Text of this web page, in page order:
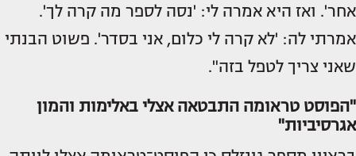
אחר'. ואז היא אמרה לי: 'נסה לספר מה קרה לך'.
אמרתי לה: 'לא קרה לי כלום, אני בסדר'. פשוט הבנתי
שאני צריך לטפל בזה".
"הפוסט טראומה התבטאה אצלי באלימות והמון
אגרסיביות"